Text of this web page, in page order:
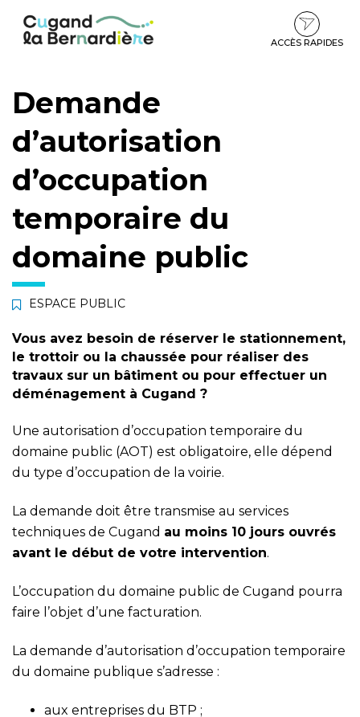
contenu
pied
ACCÈS RAPIDES
Demande
d’autorisation
d’occupation
temporaire du
domaine public
ESPACE PUBLIC
Vous avez besoin de réserver le stationnement,
le trottoir ou la chaussée pour réaliser des
travaux sur un bâtiment ou pour effectuer un
déménagement à Cugand ?
Une autorisation d’occupation temporaire du
domaine public (AOT) est obligatoire, elle dépend
du type d’occupation de la voirie.
La demande doit être transmise au services
techniques de Cugand au moins 10 jours ouvrés
avant le début de votre intervention.
L’occupation du domaine public de Cugand pourra
faire l’objet d’une facturation.
La demande d’autorisation d’occupation temporaire
du domaine publique s’adresse :
aux entreprises du BTP ;